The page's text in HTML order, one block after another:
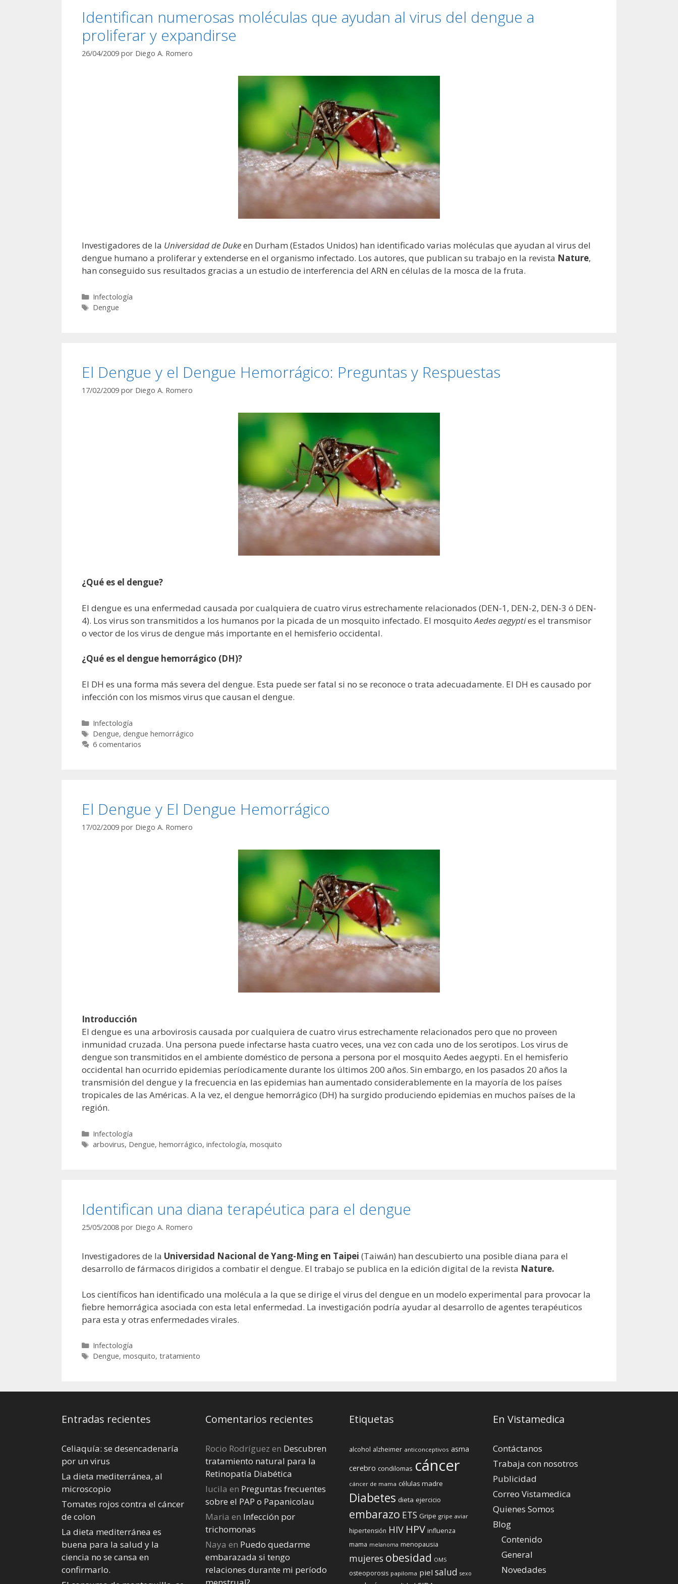
Identifican numerosas moléculas que ayudan al virus del dengue a
proliferar y expandirse
26/04/2009 por Diego A. Romero
Investigadores de la Universidad de Dukeen Durham (Estados Unidos) han identificado varias moléculas que ayudan al virus del
dengue humano a proliferar y extenderse en el organismo infectado. Los autores, que publican su trabajo en la revista Nature,
han conseguido sus resultados gracias a un estudio de interferencia del ARN en células de la mosca de la fruta.
Categorías
Infectología
Etiquetas
Dengue
El Dengue y el Dengue Hemorrágico: Preguntas y Respuestas
17/02/2009 por Diego A. Romero
¿Qué es el dengue?
El dengue es una enfermedad causada por cualquiera de cuatro virus estrechamente relacionados (DEN-1, DEN-2, DEN-3 ó DEN-
4). Los virus son transmitidos a los humanos por la picada de un mosquito infectado. El mosquitoAedes aegypties el transmisor
o vector de los virus de dengue más importante en el hemisferio occidental.
¿Qué es el dengue hemorrágico (DH)?
El DH es una forma más severa del dengue. Esta puede ser fatal si no se reconoce o trata adecuadamente. El DH es causado por
infección con los mismos virus que causan el dengue.
Categorías
Infectología
Etiquetas
Dengue, dengue hemorrágico
6 comentarios
El Dengue y El Dengue Hemorrágico
17/02/2009 por Diego A. Romero
Introducción
El dengue es una arbovirosis causada por cualquiera de cuatro virus estrechamente relacionados pero que no proveen
inmunidad cruzada. Una persona puede infectarse hasta cuatro veces, una vez con cada uno de los serotipos. Los virus de
dengue son transmitidos en el ambiente doméstico de persona a persona por el mosquito Aedes aegypti. En el hemisferio
occidental han ocurrido epidemias períodicamente durante los últimos 200 años. Sin embargo, en los pasados 20 años la
transmisión del dengue y la frecuencia en las epidemias han aumentado considerablemente en la mayoría de los países
tropicales de las Américas. A la vez, el dengue hemorrágico (DH) ha surgido produciendo epidemias en muchos países de la
región.
Categorías
Infectología
Etiquetas
arbovirus, Dengue, hemorrágico, infectología, mosquito
Identifican una diana terapéutica para el dengue
25/05/2008 por Diego A. Romero
Investigadores de la Universidad Nacional de Yang-Ming en Taipei (Taiwán) han descubierto una posible diana para el
desarrollo de fármacos dirigidos a combatir el dengue. El trabajo se publica en la edición digital de la revista Nature.
Los científicos han identificado una molécula a la que se dirige el virus del dengue en un modelo experimental para provocar la
fiebre hemorrágica asociada con esta letal enfermedad. La investigación podría ayudar al desarrollo de agentes terapéuticos
para esta y otras enfermedades virales.
Categorías
Infectología
Etiquetas
Dengue, mosquito, tratamiento
Entradas recientes
Celiaquía: se desencadenaría
por un virus
La dieta mediterránea, al
microscopio
Tomates rojos contra el cáncer
de colon
La dieta mediterránea es
buena para la salud y la
ciencia no se cansa en
confirmarlo.
Comentarios recientes
Rocio Rodríguez en Descubren
tratamiento natural para la
Retinopatía Diabética
lucila en Preguntas frecuentes
sobre el PAP o Papanicolau
Maria en Infección por
trichomonas
Naya en Puedo quedarme
embarazada si tengo
relaciones durante mi perí­odo
Etiquetas
alcohol alzheimer anticonceptivos asma
cerebro condilomas cáncer
cáncer de mama células madre
Diabetes dieta ejercicio
embarazo ETS Gripe gripe aviar
hipertensión HIV HPV influenza
mama melanoma menopausia
mujeres obesidad OMS
osteoporosis papiloma piel salud sexo
En Vistamedica
Contáctanos
Trabaja con nosotros
Publicidad
Correo Vistamedica
Quienes Somos
Blog
Contenido
General
Novedades